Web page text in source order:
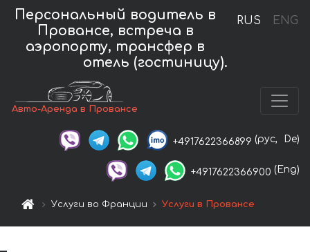
RUS ENG
Персональный водитель в
Провансе, встреча в
аэропорту, трансфер в
отель (гостиницу).
Авто-Аренда в Провансе
+4917622366899 (рус, De)
+4917622366900 (Eng)
Услуги во Франции Услуги в Провансе